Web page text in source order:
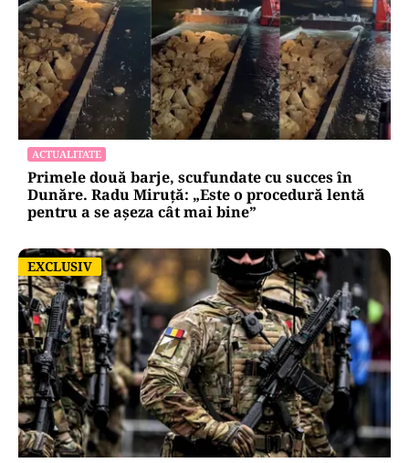
ACTUALITATE
Primele două barje, scufundate cu succes în
Dunăre. Radu Miruță: „Este o procedură lentă
pentru a se așeza cât mai bine”
EXCLUSIV
EXCLUSIV